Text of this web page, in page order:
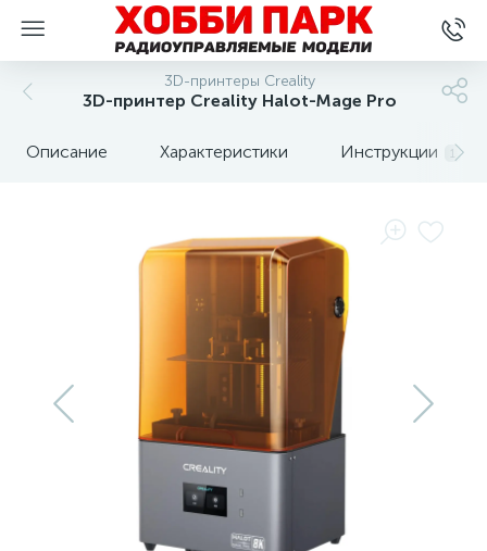
3D-принтеры Creality
3D-принтер Creality Halot-Mage Pro
Описание Характеристики Инструкции 1